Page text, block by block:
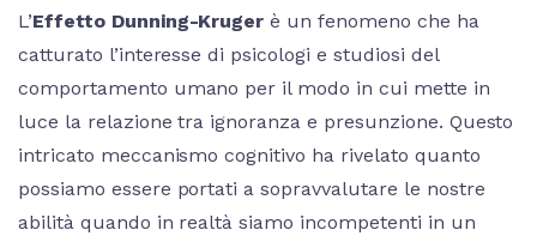
L’Effetto Dunning-Kruger è un fenomeno che ha
catturato l’interesse di psicologi e studiosi del
comportamento umano per il modo in cui mette in
luce la relazione tra ignoranza e presunzione. Questo
intricato meccanismo cognitivo ha rivelato quanto
possiamo essere portati a sopravvalutare le nostre
abilità quando in realtà siamo incompetenti in un